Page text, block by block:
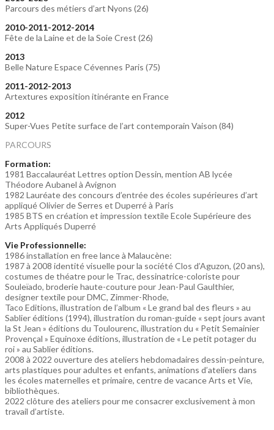
Parcours des métiers d’art Nyons (26)
2010-2011-2012-2014
Fête de la Laine et de la Soie Crest (26)
2013
Belle Nature Espace Cévennes Paris (75)
2011-2012-2013
Artextures exposition itinérante en France
2012
Super-Vues Petite surface de l’art contemporain Vaison (84)
PARCOURS
Formation:
1981 Baccalauréat Lettres option Dessin, mention AB lycée
Théodore Aubanel à Avignon
1982 Lauréate des concours d’entrée des écoles supérieures d’art
appliqué Olivier de Serres et Duperré à Paris
1985 BTS en création et impression textile Ecole Supérieure des
Arts Appliqués Duperré
Vie Professionnelle:
1986 installation en free lance à Malaucène:
1987 à 2008 identité visuelle pour la société Clos d’Aguzon, (20 ans),
costumes de théatre pour le Trac, dessinatrice-coloriste pour
Souleïado, broderie haute-couture pour Jean-Paul Gaulthier,
designer textile pour DMC, Zimmer-Rhode,
Taco Editions, illustration de l’album « Le grand bal des fleurs » au
Sablier éditions (1994), illustration du roman-guide « sept jours avant
la St Jean » éditions du Toulourenc, illustration du « Petit Semainier
Provençal » Equinoxe éditions, illustration de « Le petit potager du
roi » au Sablier éditions.
2008 à 2022 ouverture des ateliers hebdomadaires dessin-peinture,
arts plastiques pour adultes et enfants, animations d’ateliers dans
les écoles maternelles et primaire, centre de vacance Arts et Vie,
bibliothèques.
2022 clôture des ateliers pour me consacrer exclusivement à mon
travail d’artiste.